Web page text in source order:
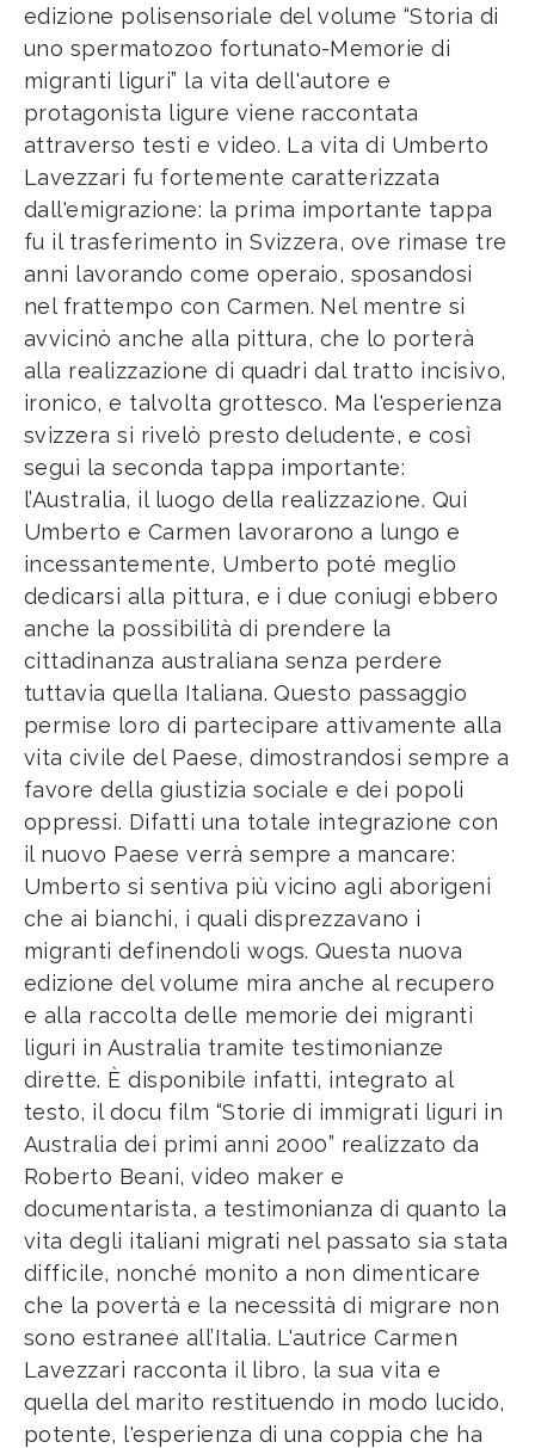
edizione polisensoriale del volume “Storia di
uno spermatozoo fortunato-Memorie di
migranti liguri” la vita dell'autore e
protagonista ligure viene raccontata
attraverso testi e video. La vita di Umberto
Lavezzari fu fortemente caratterizzata
dall'emigrazione: la prima importante tappa
fu il trasferimento in Svizzera, ove rimase tre
anni lavorando come operaio, sposandosi
nel frattempo con Carmen. Nel mentre si
avvicinò anche alla pittura, che lo porterà
alla realizzazione di quadri dal tratto incisivo,
ironico, e talvolta grottesco. Ma l'esperienza
svizzera si rivelò presto deludente, e così
seguì la seconda tappa importante:
l’Australia, il luogo della realizzazione. Qui
Umberto e Carmen lavorarono a lungo e
incessantemente, Umberto poté meglio
dedicarsi alla pittura, e i due coniugi ebbero
anche la possibilità di prendere la
cittadinanza australiana senza perdere
tuttavia quella Italiana. Questo passaggio
permise loro di partecipare attivamente alla
vita civile del Paese, dimostrandosi sempre a
favore della giustizia sociale e dei popoli
oppressi. Difatti una totale integrazione con
il nuovo Paese verrà sempre a mancare:
Umberto si sentiva più vicino agli aborigeni
che ai bianchi, i quali disprezzavano i
migranti definendoli wogs. Questa nuova
edizione del volume mira anche al recupero
e alla raccolta delle memorie dei migranti
liguri in Australia tramite testimonianze
dirette. È disponibile infatti, integrato al
testo, il docu film “Storie di immigrati liguri in
Australia dei primi anni 2000” realizzato da
Roberto Beani, video maker e
documentarista, a testimonianza di quanto la
vita degli italiani migrati nel passato sia stata
difficile, nonché monito a non dimenticare
che la povertà e la necessità di migrare non
sono estranee all’Italia. L'autrice Carmen
Lavezzari racconta il libro, la sua vita e
quella del marito restituendo in modo lucido,
potente, l'esperienza di una coppia che ha